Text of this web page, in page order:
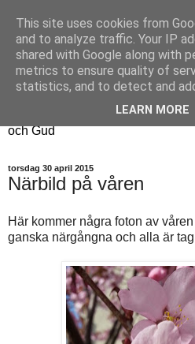
Fyren
Fyren finns för att sprida ljus i
För att påminna om guldkanterna
Här samsas jakt, hantverk,
och Gud
torsdag 30 april 2015
Närbild på våren
Här kommer några foton av
ganska närgångna och alla är
This site uses cookies from
and to analyze traffic. Your IP
shared with Google along with
metrics to ensure quality of
statistics, and to detect and
LEARN MORE